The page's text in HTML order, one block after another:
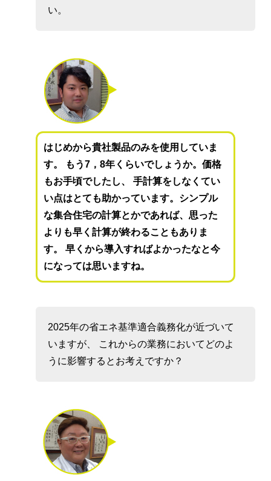
い。
はじめから貴社製品のみを使用していま
す。 もう7，8年くらいでしょうか。価格
もお手頃でしたし、 手計算をしなくてい
い点はとても助かっています。シンプル
な集合住宅の計算とかであれば、思った
よりも早く計算が終わることもありま
す。 早くから導入すればよかったなと今
になっては思いますね。
2025年の省エネ基準適合義務化が近づいて
いますが、 これからの業務においてどのよ
うに影響するとお考えですか？